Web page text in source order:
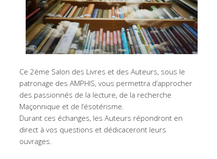
Ce 2ème Salon des Livres et des Auteurs, sous le
patronage des AMPHIS, vous permettra d’approcher
des passionnés de la lecture, de la recherche
Maçonnique et de l’ésotérisme.
Durant ces échanges, les Auteurs répondront en
direct à vos questions et dédicaceront leurs
ouvrages.